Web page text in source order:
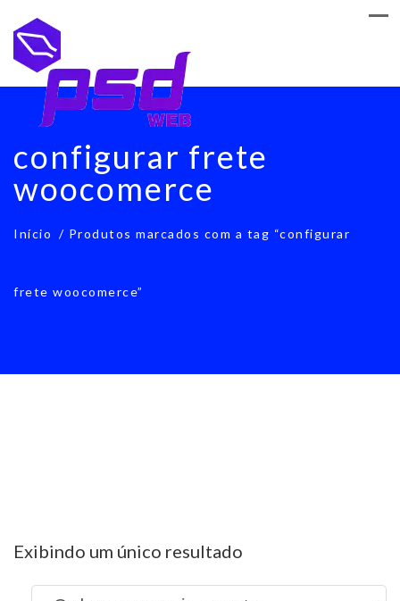
configurar frete
woocomerce
Início / Produtos marcados com a tag “configurar
frete woocomerce”
Exibindo um único resultado